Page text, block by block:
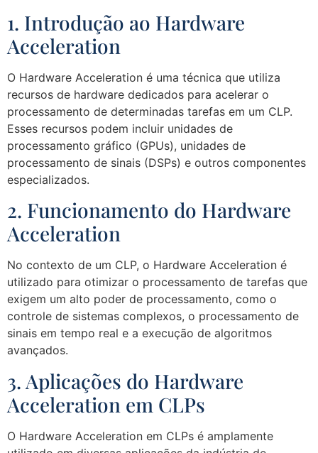
1. Introdução ao Hardware
Acceleration
O Hardware Acceleration é uma técnica que utiliza
recursos de hardware dedicados para acelerar o
processamento de determinadas tarefas em um CLP.
Esses recursos podem incluir unidades de
processamento gráfico (GPUs), unidades de
processamento de sinais (DSPs) e outros componentes
especializados.
2. Funcionamento do Hardware
Acceleration
No contexto de um CLP, o Hardware Acceleration é
utilizado para otimizar o processamento de tarefas que
exigem um alto poder de processamento, como o
controle de sistemas complexos, o processamento de
sinais em tempo real e a execução de algoritmos
avançados.
3. Aplicações do Hardware
Acceleration em CLPs
O Hardware Acceleration em CLPs é amplamente